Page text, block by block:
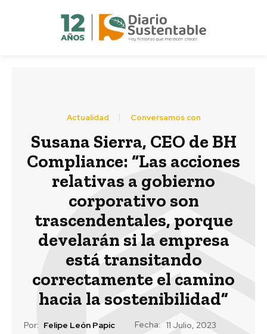
Actualidad Conversamos con
Susana Sierra, CEO de BH
Compliance: “Las acciones
relativas a gobierno
corporativo son
trascendentales, porque
develarán si la empresa
está transitando
correctamente el camino
hacia la sostenibilidad”
Por: Felipe León Papic Fecha: 11 Julio, 2023